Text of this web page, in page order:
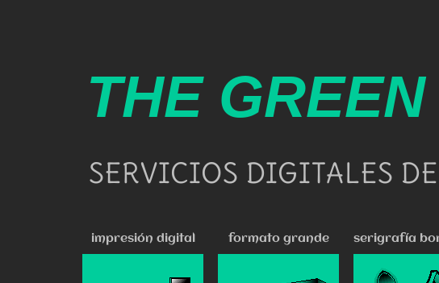
THE
SERVICIOS DIGITALES
impresión digital formato grande serigrafía